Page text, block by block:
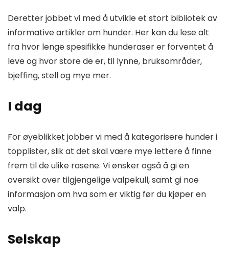
Deretter jobbet vi med å utvikle et stort bibliotek av
informative artikler om hunder. Her kan du lese alt
fra hvor lenge spesifikke hunderaser er forventet å
leve og hvor store de er, til lynne, bruksområder,
bjeffing, stell og mye mer.
I dag
For øyeblikket jobber vi med å kategorisere hunder i
topplister, slik at det skal være mye lettere å finne
frem til de ulike rasene. Vi ønsker også å gi en
oversikt over tilgjengelige valpekull, samt gi noe
informasjon om hva som er viktig før du kjøper en
valp.
Selskap